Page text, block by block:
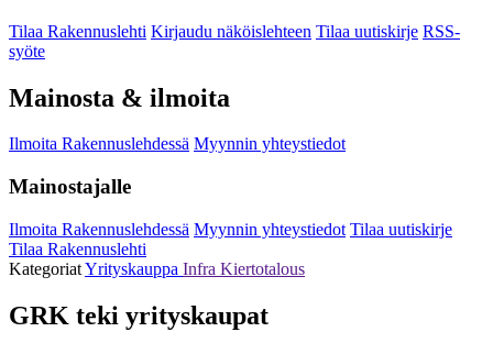
Tilaa Rakennuslehti Kirjaudu näköislehteen Tilaa uutiskirje RSS-
syöte
Mainosta & ilmoita
Ilmoita Rakennuslehdessä Myynnin yhteystiedot
Mainostajalle
Ilmoita Rakennuslehdessä Myynnin yhteystiedot Tilaa uutiskirje
Tilaa Rakennuslehti
KategoriatYrityskauppa Infra Kiertotalous
GRK teki yrityskaupat